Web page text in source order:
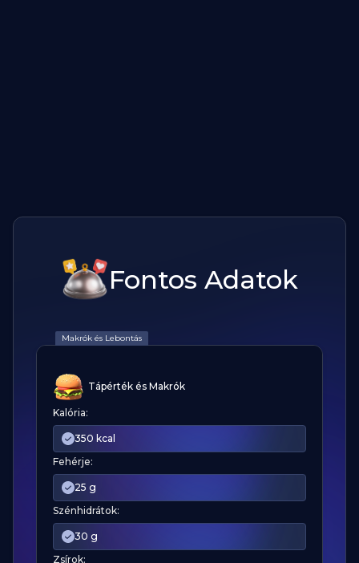
Fontos Adatok
Makrók és Lebontás
Tápérték és Makrók
Kalória:
350 kcal
Fehérje:
25 g
Szénhidrátok:
30 g
Zsírok: